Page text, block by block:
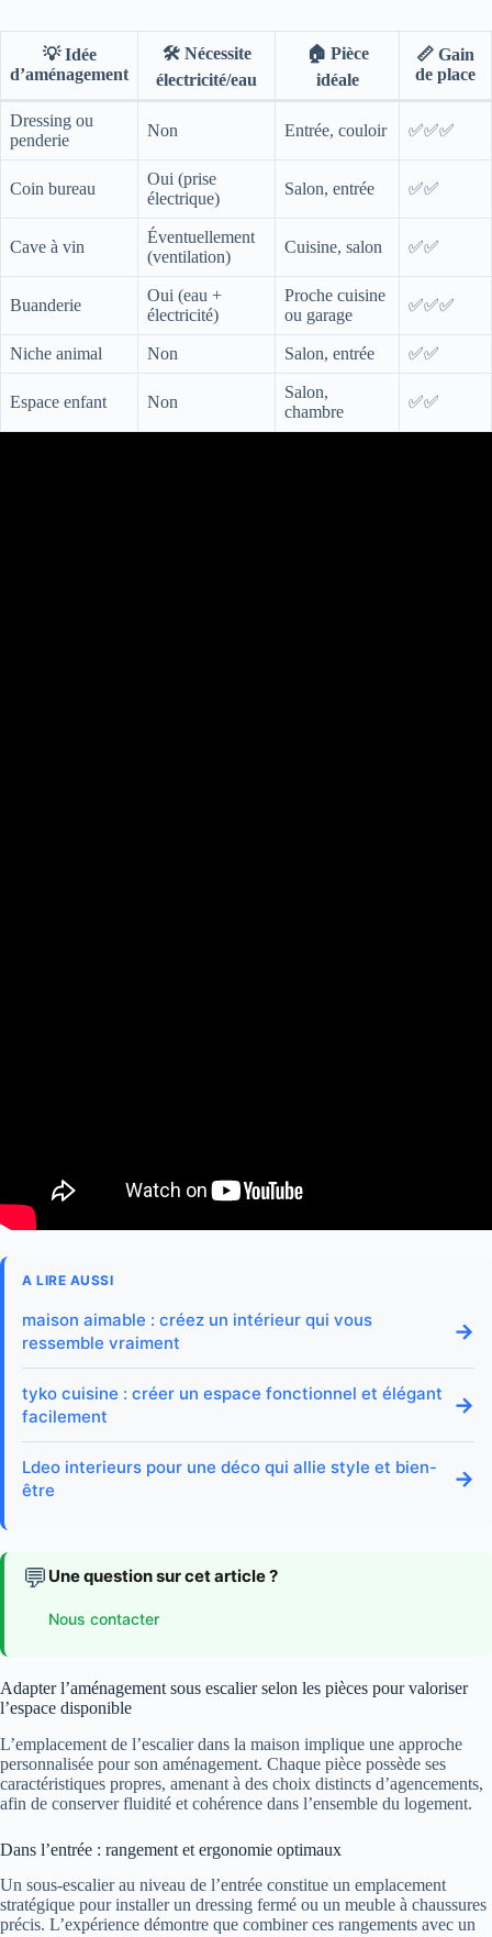
💡 Idée
d’aménagement
🛠️ Nécessite
électricité/eau
🏠 Pièce
idéale
📏 Gain
de place
Dressing ou
penderie
Non Entrée, couloir ✅✅✅
Coin bureau
Oui (prise
électrique)
Salon, entrée ✅✅
Cave à vin
Éventuellement
(ventilation)
Cuisine, salon ✅✅
Buanderie
Oui (eau +
électricité)
Proche cuisine
ou garage
✅✅✅
Niche animal Non Salon, entrée ✅✅
Espace enfant Non
Salon,
chambre
✅✅
A LIRE AUSSI
maison aimable : créez un intérieur qui vous
ressemble vraiment
→
tyko cuisine : créer un espace fonctionnel et élégant
facilement
→
Ldeo interieurs pour une déco qui allie style et bien-
être
→
💬 Une question sur cet article ?
Nous contacter
Adapter l’aménagement sous escalier selon les pièces pour valoriser
l’espace disponible
L’emplacement de l’escalier dans la maison implique une approche
personnalisée pour son aménagement. Chaque pièce possède ses
caractéristiques propres, amenant à des choix distincts d’agencements,
afin de conserver fluidité et cohérence dans l’ensemble du logement.
Dans l’entrée : rangement et ergonomie optimaux
Un sous-escalier au niveau de l’entrée constitue un emplacement
stratégique pour installer un dressing fermé ou un meuble à chaussures
précis. L’expérience démontre que combiner ces rangements avec un